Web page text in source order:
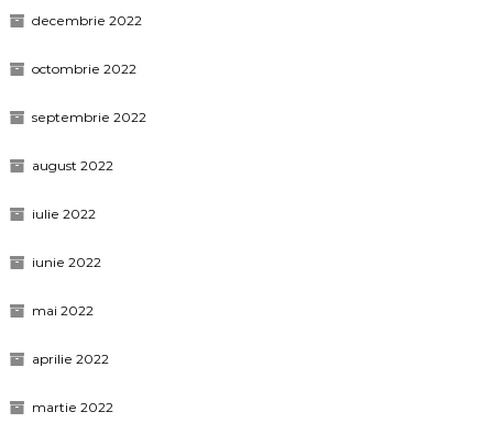
decembrie 2022
octombrie 2022
septembrie 2022
august 2022
iulie 2022
iunie 2022
mai 2022
aprilie 2022
martie 2022